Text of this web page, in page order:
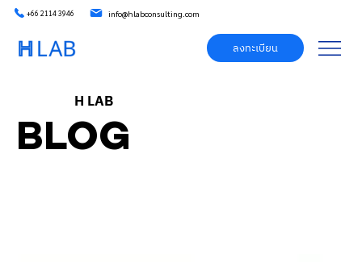
+66 2114 3946 info@hlabconsulting.com
ลงทะเบียน
H LAB
BLOG